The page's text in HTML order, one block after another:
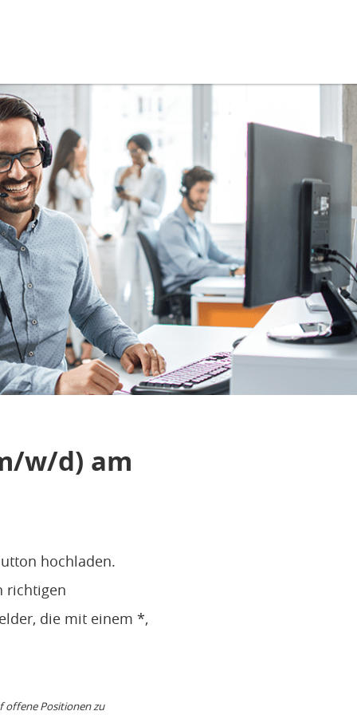
w/d) am
hochladen.
richtigen
die mit einem *,
offene Positionen zu